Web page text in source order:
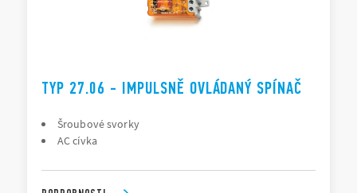
TYP 27.06 - IMPULSNĚ OVLÁDANÝ SPÍNAČ
Šroubové svorky
AC cívka